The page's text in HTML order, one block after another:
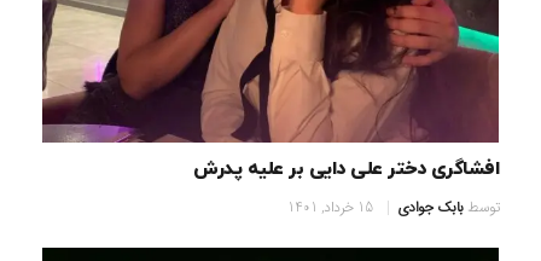
افشاگری دختر علی دایی بر علیه پدرش
توسطبابک جوادی 15 خرداد, 1401